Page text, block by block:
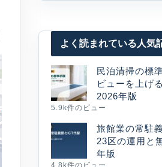
よく読まれている人気
民泊清掃の標
ビューを上げ
2026年版
5.9k件のビュー
旅館業の常駐
23区の運用と
年版
4.8k件のビュー